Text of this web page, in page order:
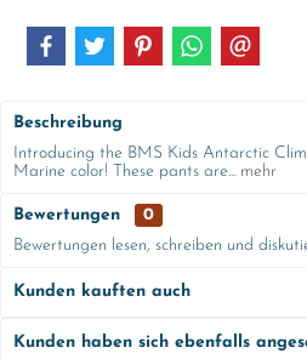
Beschreibung
Introducing the BMS Kids Antarctic
Marine color! These pants are... mehr
Bewertungen
0
Bewertungen lesen, schreiben und
Kunden kauften auch
Kunden haben sich ebenfalls